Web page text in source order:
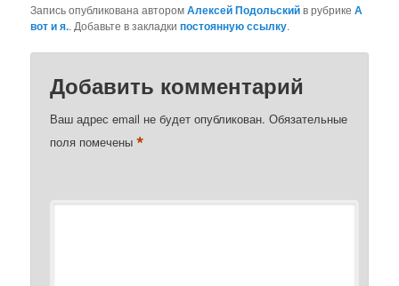
Запись опубликована авторомАлексей Подольскийв рубрикеА
вот и я.. Добавьте в закладкипостоянную ссылку.
Добавить комментарий
Ваш адрес email не будет опубликован. Обязательные
поля помечены*